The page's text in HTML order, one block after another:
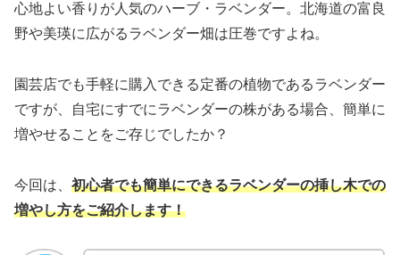
心地よい香りが人気のハーブ・ラベンダー。北海道の富良
野や美瑛に広がるラベンダー畑は圧巻ですよね。
園芸店でも手軽に購入できる定番の植物であるラベンダー
ですが、自宅にすでにラベンダーの株がある場合、簡単に
増やせることをご存じでしたか？
今回は、 初心者でも簡単にできるラベンダーの挿し木での
増やし方をご紹介します！